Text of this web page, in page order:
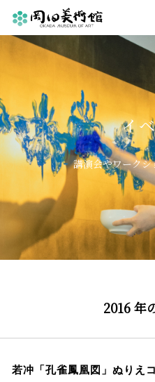
イ
講演会やワーク
2016年
若冲「孔雀鳳凰図」ぬりえ